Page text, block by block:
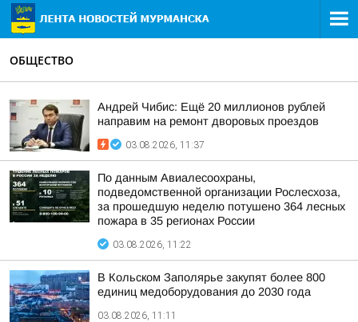
ОБЩЕСТВО
Андрей Чибис: Ещё 20 миллионов рублей
направим на ремонт дворовых проездов
03.08.2026, 11:37
По данным Авиалесоохраны,
подведомственной организации Рослесхоза,
за прошедшую неделю потушено 364 лесных
пожара в 35 регионах России
03.08.2026, 11:22
В Кольском Заполярье закупят более 800
единиц медоборудования до 2030 года
03.08.2026, 11:11